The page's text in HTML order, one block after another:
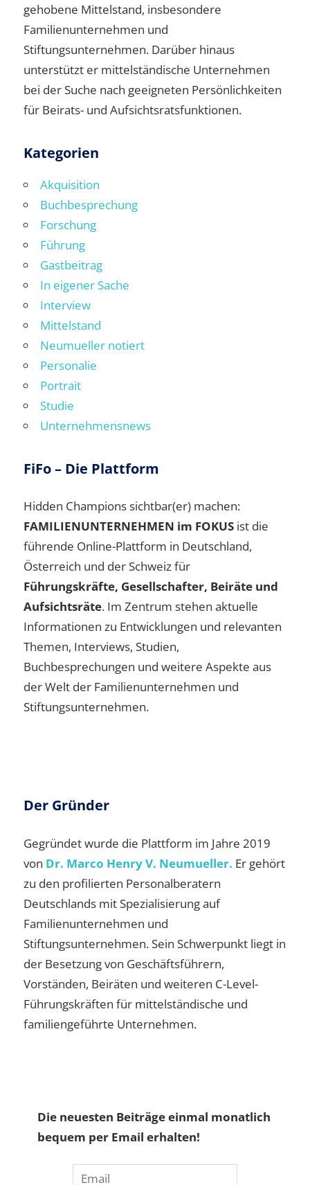
gehobene Mittelstand, insbesondere
Familienunternehmen und
Stiftungsunternehmen. Darüber hinaus
unterstützt er mittelständische Unternehmen
bei der Suche nach geeigneten Persönlichkeiten
für Beirats- und Aufsichtsratsfunktionen.
Kategorien
Akquisition
Buchbesprechung
Forschung
Führung
Gastbeitrag
In eigener Sache
Interview
Mittelstand
Neumueller notiert
Personalie
Portrait
Studie
Unternehmensnews
FiFo – Die Plattform
Hidden Champions sichtbar(er) machen:
FAMILIENUNTERNEHMEN im FOKUS ist die
führende Online-Plattform in Deutschland,
Österreich und der Schweiz für
Führungskräfte, Gesellschafter, Beiräte und
Aufsichtsräte. Im Zentrum stehen aktuelle
Informationen zu Entwicklungen und relevanten
Themen, Interviews, Studien,
Buchbesprechungen und weitere Aspekte aus
der Welt der Familienunternehmen und
Stiftungsunternehmen.
Der Gründer
Gegründet wurde die Plattform im Jahre 2019
von Dr. Marco Henry V. Neumueller. Er gehört
zu den profilierten Personalberatern
Deutschlands mit Spezialisierung auf
Familienunternehmen und
Stiftungsunternehmen. Sein Schwerpunkt liegt in
der Besetzung von Geschäftsführern,
Vorständen, Beiräten und weiteren C-Level-
Führungskräften für mittelständische und
familiengeführte Unternehmen.
Die neuesten Beiträge einmal monatlich
bequem per Email erhalten!